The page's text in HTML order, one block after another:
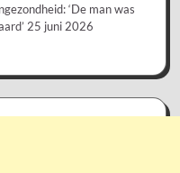
‘De man was
25 juni 2026